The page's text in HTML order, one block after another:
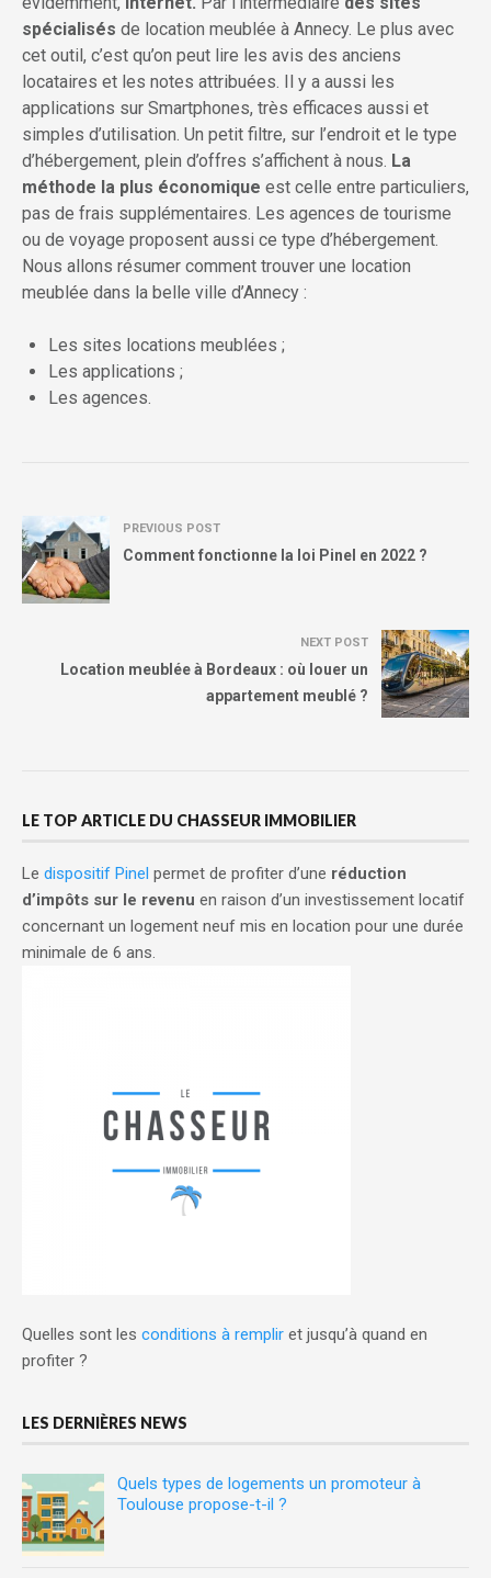
spécialisés de location meublée à Annecy. Le plus avec
cet outil, c’est qu’on peut lire les avis des anciens
locataires et les notes attribuées. Il y a aussi les
applications sur Smartphones, très efficaces aussi et
simples d’utilisation. Un petit filtre, sur l’endroit et le type
d’hébergement, plein d’offres s’affichent à nous. La
méthode la plus économique est celle entre particuliers,
pas de frais supplémentaires. Les agences de tourisme
ou de voyage proposent aussi ce type d’hébergement.
Nous allons résumer comment trouver une location
meublée dans la belle ville d’Annecy :
Les sites locations meublées ;
Les applications ;
Les agences.
PREVIOUS POST
Comment fonctionne la loi Pinel en 2022 ?
NEXT POST
Location meublée à Bordeaux : où louer un
appartement meublé ?
LE TOP ARTICLE DU CHASSEUR IMMOBILIER
Le dispositif Pinel permet de profiter d’une réduction
d’impôts sur le revenu en raison d’un investissement locatif
concernant un logement neuf mis en location pour une durée
minimale de 6 ans.
Quelles sont les conditions à remplir et jusqu’à quand en
profiter ?
LES DERNIÈRES NEWS
Quels types de logements un promoteur à
Toulouse propose-t-il ?